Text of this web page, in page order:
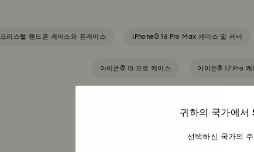
크리스털 핸드폰 케이스와 폰케이스 iPhone® 16 Pro Max 케이스 및 커버
아이폰® 15 프로 케이스 아이폰® 17 Pro 케
귀하의 국가에서
선택하신 국가의